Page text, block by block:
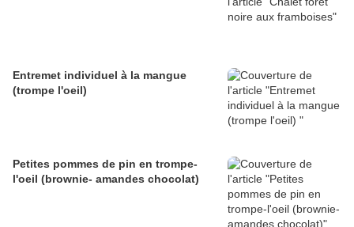
Entremet individuel à la mangue
(trompe l'oeil)
Petites pommes de pin en trompe-
l'oeil (brownie- amandes chocolat)